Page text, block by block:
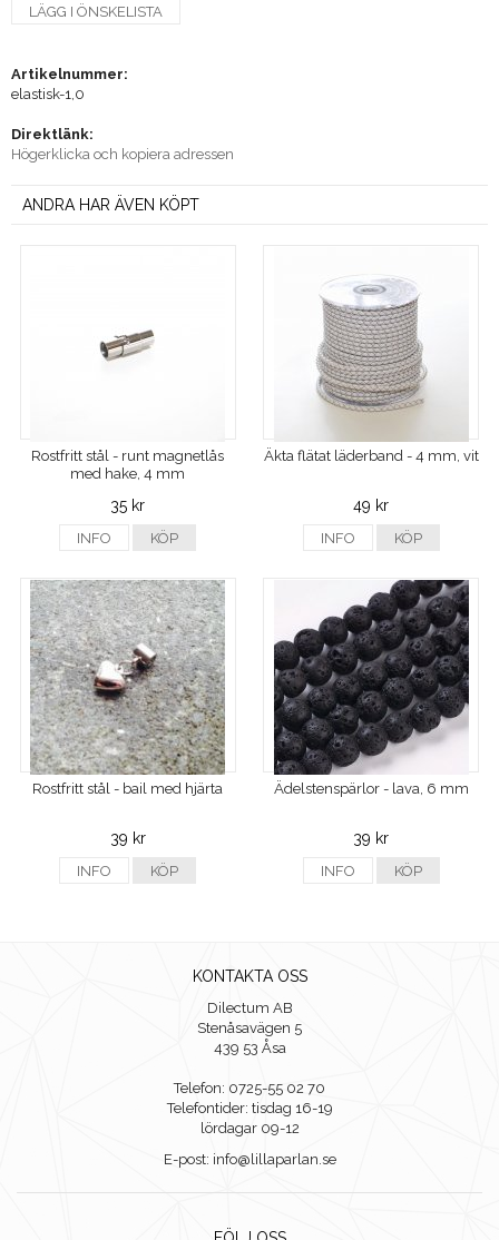
LÄGG I ÖNSKELISTA
Artikelnummer:
elastisk-1,0
Direktlänk:
Högerklicka och kopiera adressen
ANDRA HAR ÄVEN KÖPT
Rostfritt stål - runt magnetlås
med hake, 4 mm
35 kr
INFO KÖP
Äkta flätat läderband - 4 mm, vit
49 kr
INFO KÖP
Rostfritt stål - bail med hjärta
39 kr
INFO KÖP
Ädelstenspärlor - lava, 6 mm
39 kr
INFO KÖP
KONTAKTA OSS
Dilectum AB
Stenåsavägen 5
439 53 Åsa
Telefon: 0725-55 02 70
Telefontider: tisdag 16-19
lördagar 09-12
E-post: info@lillaparlan.se